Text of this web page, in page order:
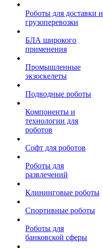
Роботы для доставки и
грузоперевозки
БЛА широкого
применения
Промышленные
экзоскелеты
Подводные роботы
Компоненты и
технологии для
роботов
Софт для роботов
Роботы для
развлечений
Клининговые роботы
Спортивные роботы
Роботы для
банковской сферы